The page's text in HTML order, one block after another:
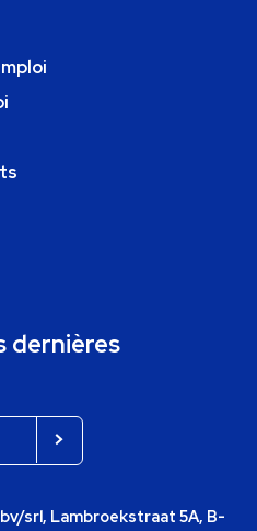
dernières
srl, Lambroekstraat 5A, B-